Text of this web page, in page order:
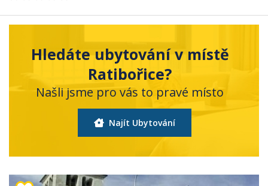
Hledáte ubytování v místě
Ratibořice?
Našli jsme pro vás to pravé místo
Najít Ubytování